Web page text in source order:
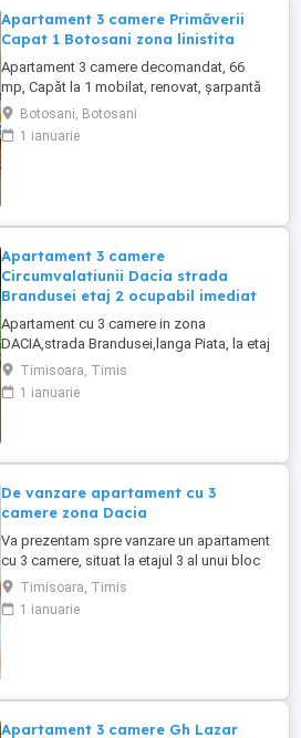
Apartament 3 camere Primăverii
Capat 1 Botosani zona linistita
Apartament 3 camere decomandat, 66
mp, Capăt la 1 mobilat, renovat, șarpantă
Se oferă spre vânzare apartament cu 3
camere, decomandat, situat în zona Capăt
la 1, una dintre zonele apreciate din
Botosani, Botosani
1 ianuarie
Apartament 3 camere
Circumvalatiunii Dacia strada
Brandusei etaj 2 ocupabil imediat
Apartament cu 3 camere in zona
DACIA,strada Brandusei,langa Piata, la etaj
2 in cadrul unui bloc cu 4 etaje si acoperis
tigla.Apartamentul este un apartament de
mijloc,iar ca structura este impartit astfel:
dormitoare.Apartamentul ...
Timisoara, Timis
1 ianuarie
De vanzare apartament cu 3
camere zona Dacia
Va prezentam spre vanzare un apartament
cu 3 camere, situat la etajul 3 al unui bloc
ce beneficiaza de acoperis din tigla.
Apartamentul se afla la cateva minute fata
de scoala, gradinita, parc, market, piata
Timisoara, Timis
1 ianuarie
Apartament 3 camere Gh Lazar